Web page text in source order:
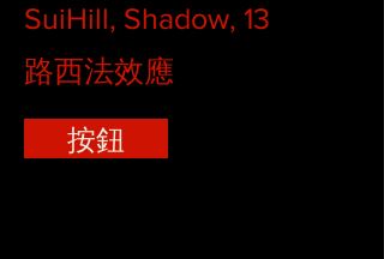
SuiHill, Shadow, 13
路西法效應
按鈕